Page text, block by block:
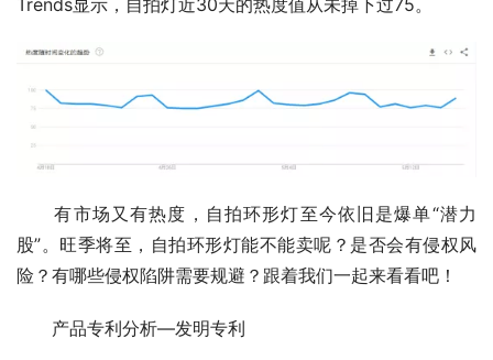
Trends显示，自拍灯近30天的热度值从未掉下过75。
有市场又有热度，自拍环形灯至今依旧是爆单“潜力
股”。旺季将至，自拍环形灯能不能卖呢？是否会有侵权风
险？有哪些侵权陷阱需要规避？跟着我们一起来看看吧！
产品专利分析—发明专利